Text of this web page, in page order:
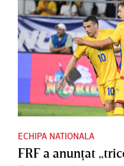
ECHIPA NATIONALA
FRF a anunţat